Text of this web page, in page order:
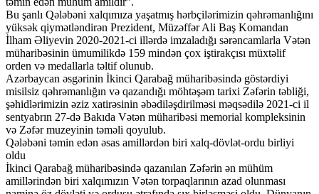
Bu şanlı Qələbəni xalqımıza yaşatmış hərbçilərimizin qəhrəmanlığını
yüksək qiymətləndirən Prezident, Müzəffər Ali Baş Komandan
İlham Əliyevin 2020-2021-ci illərdə imzaladığı sərəncamlarla Vətən
müharibəsinin ümumilikdə 159 mindən çox iştirakçısı müxtəlif
orden və medallarla təltif olunub.
Azərbaycan əsgərinin İkinci Qarabağ müharibəsində göstərdiyi
misilsiz qəhrəmanlığın və qazandığı möhtəşəm tarixi Zəfərin təbliği,
şəhidlərimizin əziz xatirəsinin əbədiləşdirilməsi məqsədilə 2021-ci il
sentyabrın 27-də Bakıda Vətən müharibəsi memorial kompleksinin
və Zəfər muzeyinin təməli qoyulub.
Qələbəni təmin edən əsas amillərdən biri xalq-dövlət-ordu birliyi
oldu
İkinci Qarabağ müharibəsində qazanılan Zəfərin ən mühüm
amillərindən biri xalqımızın Vətən torpaqlarının azad olunması